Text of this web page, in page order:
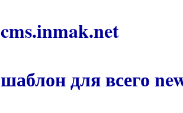
cms.inmak.net
шаблон для всего